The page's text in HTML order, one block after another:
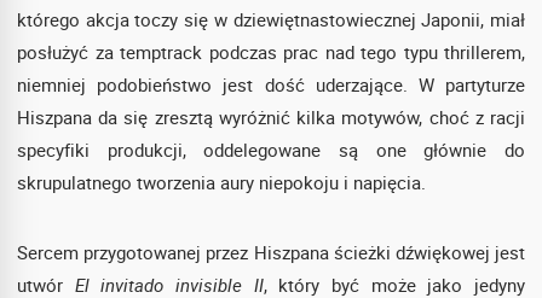
którego akcja toczy się w dziewiętnastowiecznej Japonii, miał
posłużyć za temptrack podczas prac nad tego typu thrillerem,
niemniej podobieństwo jest dość uderzające. W partyturze
Hiszpana da się zresztą wyróżnić kilka motywów, choć z racji
specyfiki produkcji, oddelegowane są one głównie do
skrupulatnego tworzenia aury niepokoju i napięcia.
Sercem przygotowanej przez Hiszpana ścieżki dźwiękowej jest
utwór El invitado invisible II, który być może jako jedyny